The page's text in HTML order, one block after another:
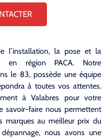
l’installation, la pose et la
en région PACA. Notre
le 83, possède une équipe
à toutes vos attentes.
à Valabres pour votre
savoir-faire nous permettent
marques au meilleur prix du
nous avons une